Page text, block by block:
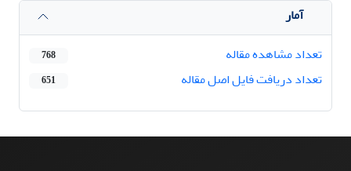
آمار
تعداد مشاهده مقاله
768
تعداد دریافت فایل اصل مقاله 651